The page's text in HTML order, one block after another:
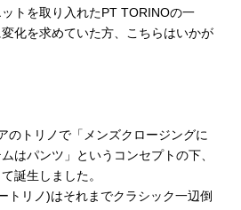
トを取り入れたPT TORINOの一
化を求めていた方、こちらはいかが
のトリノで「メンズクロージングに
はパンツ」というコンセプトの下、
誕生しました。
リノ)はそれまでクラシック一辺倒